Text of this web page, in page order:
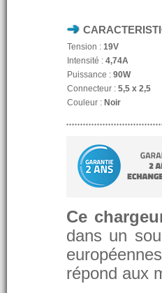
Tension : 19V
Intensité : 4,74A
Puissance : 90W
Connecteur : 5,5 x 2,5
Couleur : Noir
Ce
dans un
répond aux